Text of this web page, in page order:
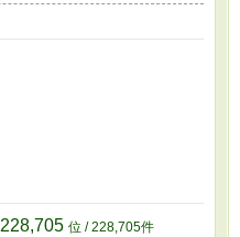
228,705 位 / 228,705件